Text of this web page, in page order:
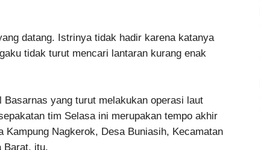
datang. Istrinya tidak hadir karena katanya
tidak turut mencari lantaran kurang enak
yang turut melakukan operasi laut
tim Selasa ini merupakan tempo akhir
Kampung Nagkerok, Desa Buniasih, Kecamatan
Barat, itu.